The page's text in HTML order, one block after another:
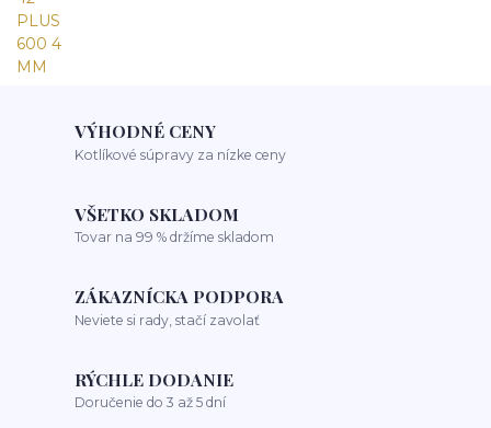
VÝHODNÉ CENY
Kotlíkové súpravy za nízke ceny
VŠETKO SKLADOM
Tovar na 99 % držíme skladom
ZÁKAZNÍCKA PODPORA
Neviete si rady, stačí zavolať
RÝCHLE DODANIE
Doručenie do 3 až 5 dní